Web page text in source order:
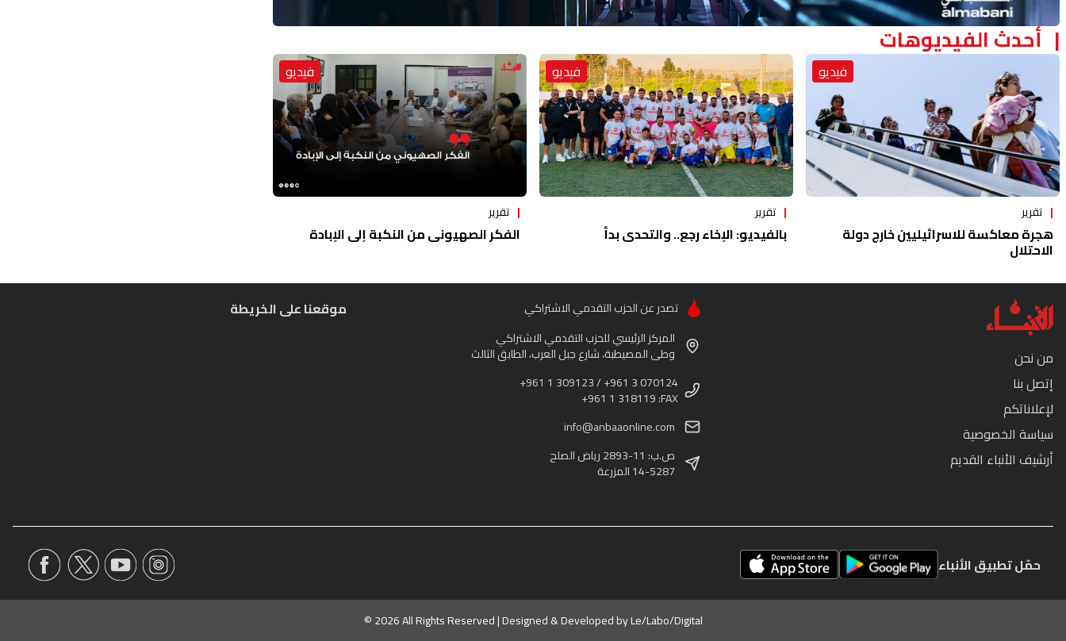
أحدث الفيديوهات
فيديو
تقرير
هجرة معاكسة للاسرائيليين خارج دولة
الاحتلال
فيديو
تقرير
بالفيديو: الإخاء رجع.. والتحدي بدأ
فيديو
تقرير
الفكر الصهيوني من النكبة إلى الإبادة
من نحن
إتصل بنا
لإعلاناتكم
سياسة الخصوصية
أرشيف الأنباء القديم
تصدر عن الحزب التقدمي الاشتراكي
المركز الرئيسي للحزب التقدمي الاشتراكي
وطى المصيطبة، شارع جبل العرب، الطابق الثالث
+961 1 309123 / +961 3 070124
+961 1 318119 :FAX
info@anbaaonline.com
ص.ب: 11-2893 رياض الصلح
14-5287 المزرعة
موقعنا على الخريطة
حمّل تطبيق الأنباء
© 2026 All Rights Reserved | Designed & Developed byLe/Labo/Digital